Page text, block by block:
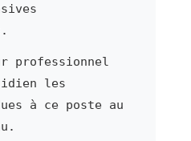
professionnel
les
à ce poste au